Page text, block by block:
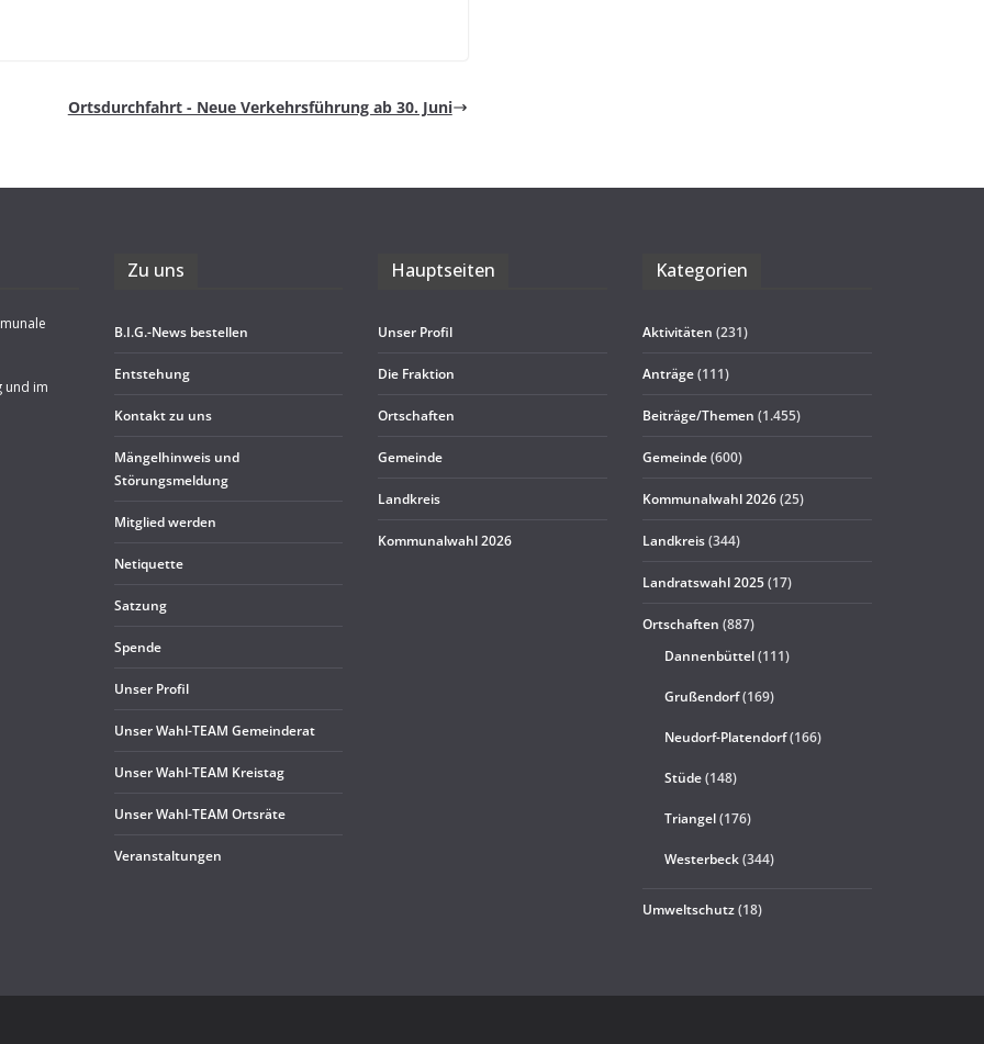
Orts­durch­fahrt - Neue Ver­kehrs­füh­rung ab 30. Juni
und im
Zu uns
B.I.G.-News bestel­len
Ent­ste­hung
Kon­takt zu uns
Män­gel­hin­weis und
Störungsmeldung
Mit­glied werden
Neti­quette
Sat­zung
Spende
Unser Pro­fil
Unser Wahl-TEAM Gemeinderat
Unser Wahl-TEAM Kreistag
Unser Wahl-TEAM Ortsräte
Ver­an­stal­tun­gen
Haupt­sei­ten
Unser Pro­fil
Die Frak­tion
Ort­schaf­ten
Gemeinde
Land­kreis
Kom­mu­nal­wahl 2026
Kate­go­rien
Aktivitäten (231)
Anträge(111)
Beiträge/Themen (1.455)
Gemeinde(600)
Kommunalwahl 2026(25)
Landkreis(344)
Landratswahl 2025(17)
Ortschaften (887)
Dannenbüttel(111)
Grußendorf(169)
Neudorf-Platendorf(166)
Stüde(148)
Triangel(176)
Westerbeck(344)
Umweltschutz(18)